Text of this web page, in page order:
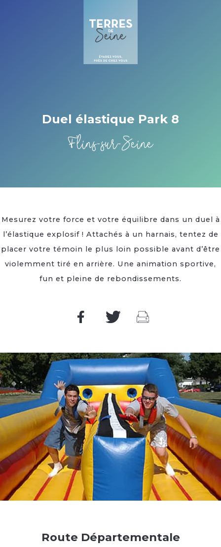
Duel élastique Park 8
Flins-sur-Seine
Mesurez votre force et votre équilibre dans un duel à
l’élastique explosif ! Attachés à un harnais, tentez de
placer votre témoin le plus loin possible avant d’être
violemment tiré en arrière. Une animation sportive,
fun et pleine de rebondissements.
Route Départementale